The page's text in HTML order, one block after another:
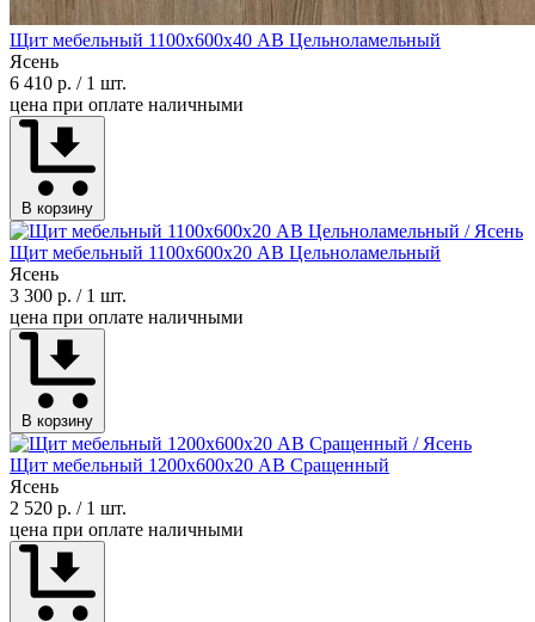
Щит мебельный 1100х600х40 АВ Цельноламельный
Ясень
6 410 р. / 1 шт.
цена при оплате наличными
В корзину
Щит мебельный 1100х600х20 АВ Цельноламельный
Ясень
3 300 р. / 1 шт.
цена при оплате наличными
В корзину
Щит мебельный 1200х600х20 АВ Сращенный
Ясень
2 520 р. / 1 шт.
цена при оплате наличными